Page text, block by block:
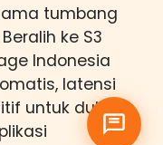
tumbang
ke S3
Indonesia
latensi
untuk dukung